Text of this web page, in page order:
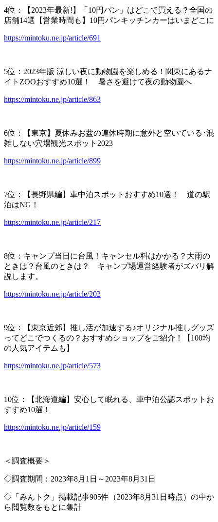
4位：【2023年最新!】「10円パン」はどこで買える？全国の
店舗14選【営業時間も】10円パンキッチンカーはいまどこに
https://mintoku.ne.jp/article/691
5位：2023年版 涼しい夜に動物園を楽しめる！関東にあるナ
イトZOOおすすめ10選！ 暑さを避けて夜の動物園へ
https://mintoku.ne.jp/article/863
6位：【東京】夏休みお盆の連休時期に意外と空いている･混
雑しない穴場観光スポット2023
https://mintoku.ne.jp/article/899
7位：【長野県編】車中泊スポットおすすめ10選！ 道の駅
泊はNG！
https://mintoku.ne.jp/article/217
8位：キャンプ当日に台風！キャンセル料はかかる？大雨の
ときは？台風のときは？ キャンプ場運営経験者がズバリ解
説します。
https://mintoku.ne.jp/article/202
9位：【東京近郊】推し活が加速する♪オリジナル推しグッズ
ってどこでつくるの？おすすめショップをご紹介！【100均
の人気アイテムも】
https://mintoku.ne.jp/article/573
10位：【北海道編】安心して眠れる、車中泊公認スポットお
すすめ10選！
https://mintoku.ne.jp/article/159
＜調査概要＞
◇調査期間：2023年8月1日～2023年8月31日
◇「みんトク」掲載記事905件（2023年8月31日時点）の中か
ら閲覧数をもとに集計